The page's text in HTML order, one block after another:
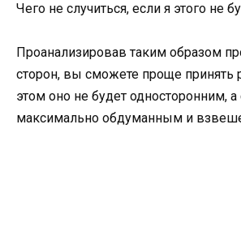
Чего не случиться, если я этого не
Проанализировав таким образом
сторон, вы сможете проще принять
этом оно не будет односторонним, а
максимально обдуманным и